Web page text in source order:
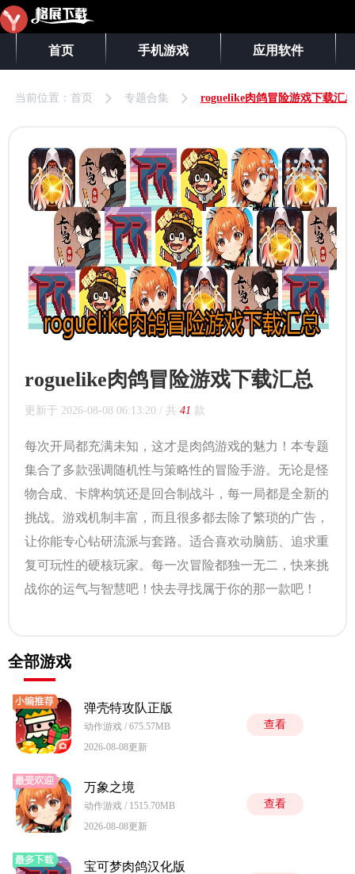
首页 手机游戏 应用软件
当前位置： 首页 专题合集 roguelike肉鸽冒险游戏下载汇总
roguelike肉鸽冒险游戏下载汇总
更新于 2026-08-08 06:13:20 / 共 41 款
每次开局都充满未知，这才是肉鸽游戏的魅力！本专题
集合了多款强调随机性与策略性的冒险手游。无论是怪
物合成、卡牌构筑还是回合制战斗，每一局都是全新的
挑战。游戏机制丰富，而且很多都去除了繁琐的广告，
让你能专心钻研流派与套路。适合喜欢动脑筋、追求重
复可玩性的硬核玩家。每一次冒险都独一无二，快来挑
战你的运气与智慧吧！快去寻找属于你的那一款吧！
全部游戏
弹壳特攻队正版
动作游戏 / 675.57MB
2026-08-08更新
查看
万象之境
动作游戏 / 1515.70MB
2026-08-08更新
查看
宝可梦肉鸽汉化版